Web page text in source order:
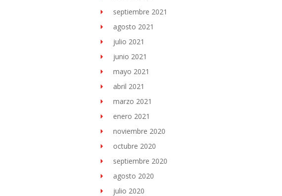
septiembre 2021
agosto 2021
julio 2021
junio 2021
mayo 2021
abril 2021
marzo 2021
enero 2021
noviembre 2020
octubre 2020
septiembre 2020
agosto 2020
julio 2020